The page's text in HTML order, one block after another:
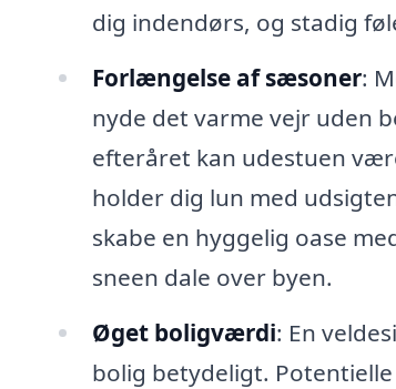
dig indendørs, og stadig
Forlængelse af sæsoner:
nyde det varme vejr uden
efteråret kan udestuen
holder dig lun med
skabe en hyggelig oase
sneen dale over byen.
Øget boligværdi: En
bolig betydeligt.